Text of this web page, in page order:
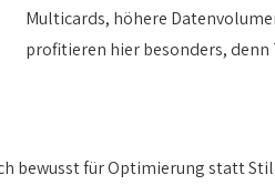
Multicards, höhere
profitieren hier besonders,
bewusst für Optimierung statt